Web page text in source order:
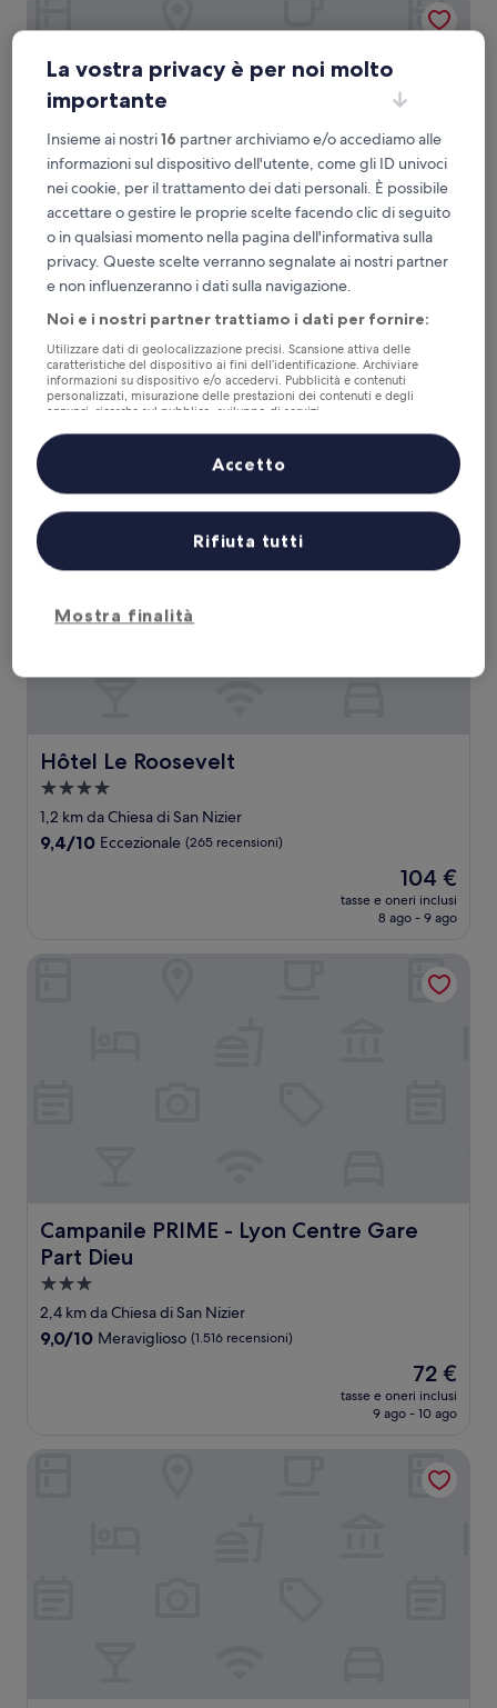
Hôtel Mercure Lyon Centre - Gare Part
Dieu
Hôtel Mercure Lyon Centre - Gare Part Dieu
Struttura
4.0
stelle
2,3 km da Chiesa di San Nizier
9.4
su
10,
Eccezionale,
(1.010
recensioni)
9,4/10 Eccezionale (1.010 recensioni)
Il
attuale
87 €
tasse e oneri inclusi
30 ago - 31 ago
Hôtel Le Roosevelt
Hôtel Le Roosevelt
Struttura
a
4.0
1,2 km da Chiesa di San Nizier
9.4
9,4/10 Eccezionale (265 recensioni)
Il
prezzo
attuale
104 €
104 €
tasse e oneri inclusi
8 ago - 9 ago
Hôtel Le Roosevelt
Campanile PRIME - Lyon Centre Gare
Part Dieu
Campanile PRIME - Lyon Centre Gare Part Dieu
Struttura
a
3.0
2,4 km da Chiesa di San Nizier
9.0
9,0/10 Meraviglioso (1.516 recensioni)
Il
prezzo
attuale
72 €
72 €
tasse e oneri inclusi
9 ago - 10 ago
La vostra privacy è per noi molto
importante
Insieme ai nostri16 partner archiviamo e/o accediamo alle
informazioni sul dispositivo dell'utente, come gli ID univoci
nei cookie, per il trattamento dei dati personali. È possibile
accettare o gestire le proprie scelte facendo clic di seguito
o in qualsiasi momento nella pagina dell'informativa sulla
privacy. Queste scelte verranno segnalate ai nostri partner
e non influenzeranno i dati sulla navigazione.
Noi e i nostri partner trattiamo i dati per fornire:
Utilizzare dati di geolocalizzazione precisi. Scansione attiva delle
caratteristiche del dispositivo ai fini dell’identificazione. Archiviare
informazioni su dispositivo e/o accedervi. Pubblicità e contenuti
personalizzati, misurazione delle prestazioni dei contenuti e degli
annunci, ricerche sul pubblico, sviluppo di servizi.
Elenco dei partner (fornitori)
Mostra finalità
Rifiuta tutti
Accetto